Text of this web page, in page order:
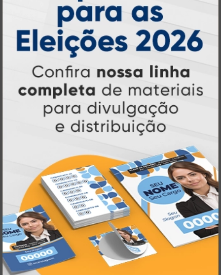
online. Tudo isso para ofereceragilidade,
qualidade e soluções inteligentes que
atendem às suas necessidades.
Liderança e Qualidade em
Impressão
Prestes a completar três décadas de
inovação e serviços, a Atual Card segue
como referência no mercado gráfico e de
personalização online, oferecendo
impressão digital e offset de alta
qualidade. Nosso segredo? Umportfólio
completo de produtos personalizados, um
. Tudo foi
projetado para proporcionara melhor
experiência de compra e a máxima
satisfação dos nossos clientes.
Tecnologia de Ponta em Impressão
Personalizada
Na Atual Card, você tem total liberdade para
enviar sua arte nos principais formatos dos
softwares gráficos mais utilizados, como
CorelDRAW (CDR), Photoshop (PSD) e
Illustrator (AI)
, além do padrão de